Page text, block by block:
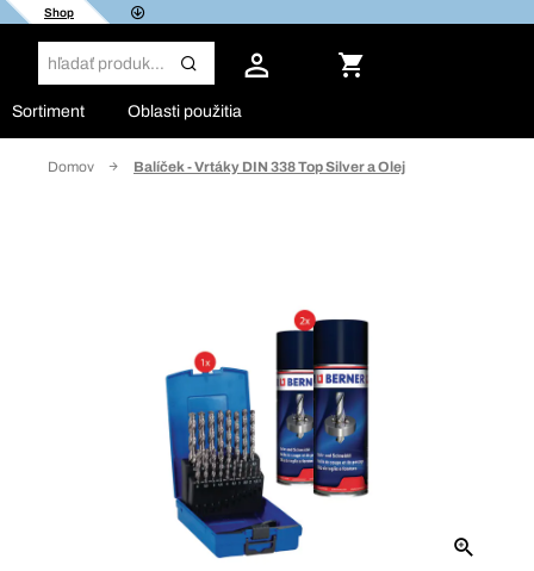
Shop
Sortiment Oblasti použitia
Domov Balíček - Vrtáky DIN 338 Top Silver a Olej